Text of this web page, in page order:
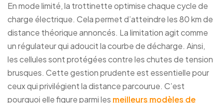
En mode limité, la trottinette optimise chaque cycle de
charge électrique. Cela permet d’atteindre les 80 km de
distance théorique annoncés. La limitation agit comme
un régulateur qui adoucit la courbe de décharge. Ainsi,
les cellules sont protégées contre les chutes de tension
brusques. Cette gestion prudente est essentielle pour
ceux qui privilégient la distance parcourue. C’est
pourquoi elle figure parmi les meilleurs modèles de